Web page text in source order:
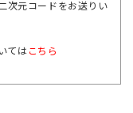
次元コードをお送りい
ては こちら